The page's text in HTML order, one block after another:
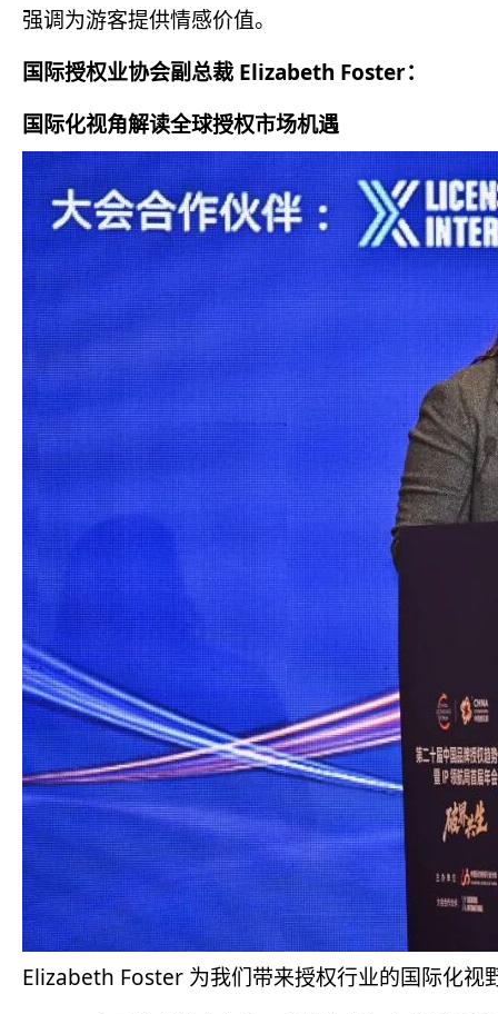
强调为游客提供情感价值。
国际授权业协会副总裁 Elizabeth Foster：
国际化视角解读全球授权市场机遇
Elizabeth Foster 为我们带来授权行业的国际化视